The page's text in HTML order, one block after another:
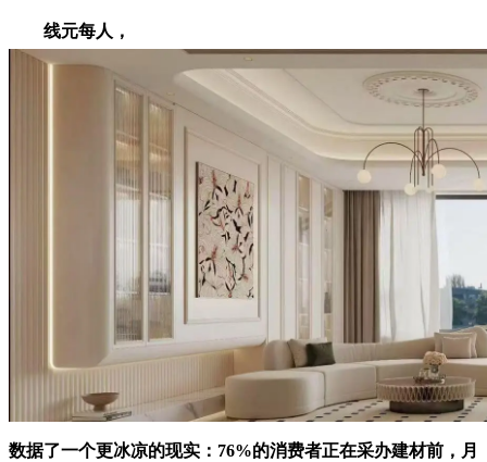
线元每人，
数据了一个更冰凉的现实：76%的消费者正在采办建材前，月